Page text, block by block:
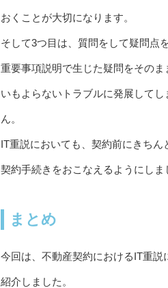
おくことが大切になります。
そして3つ目は、質問をして疑問点
重要事項説明で生じた疑問をその
いもよらないトラブルに発展して
ん。
IT重説においても、契約前にきちん
契約手続きをおこなえるようにしま
まとめ
今回は、不動産契約におけるIT重
紹介しました。